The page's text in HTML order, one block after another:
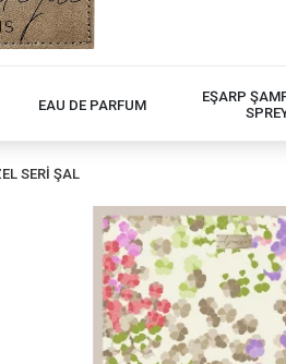
EAU DE PARFUM
EŞARP
SERİ ŞAL